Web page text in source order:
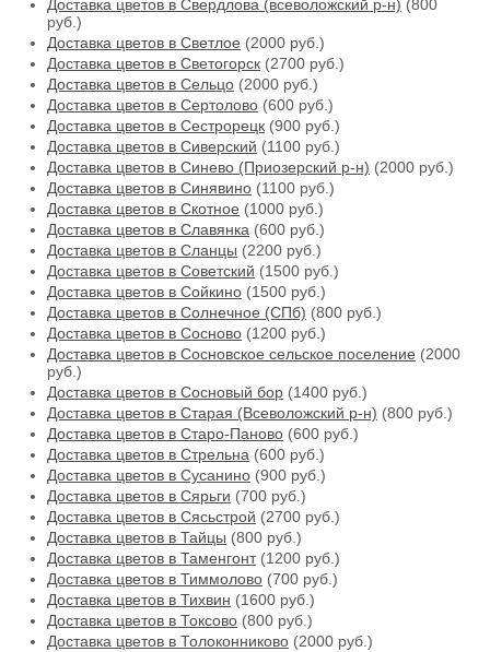
Доставка цветов в Свердлова (всеволожский р-н) (800
руб.)
Доставка цветов в Светлое (2000 руб.)
Доставка цветов в Светогорск (2700 руб.)
Доставка цветов в Сельцо (2000 руб.)
Доставка цветов в Сертолово (600 руб.)
Доставка цветов в Сестрорецк (900 руб.)
Доставка цветов в Сиверский (1100 руб.)
Доставка цветов в Синево (Приозерский р-н) (2000 руб.)
Доставка цветов в Синявино (1100 руб.)
Доставка цветов в Скотное (1000 руб.)
Доставка цветов в Славянка (600 руб.)
Доставка цветов в Сланцы (2200 руб.)
Доставка цветов в Советский (1500 руб.)
Доставка цветов в Сойкино (1500 руб.)
Доставка цветов в Солнечное (СПб) (800 руб.)
Доставка цветов в Сосново (1200 руб.)
Доставка цветов в Сосновское сельское поселение (2000
руб.)
Доставка цветов в Сосновый бор (1400 руб.)
Доставка цветов в Старая (Всеволожский р-н) (800 руб.)
Доставка цветов в Старо-Паново (600 руб.)
Доставка цветов в Стрельна (600 руб.)
Доставка цветов в Сусанино (900 руб.)
Доставка цветов в Сярьги (700 руб.)
Доставка цветов в Сясьстрой (2700 руб.)
Доставка цветов в Тайцы (800 руб.)
Доставка цветов в Таменгонт(1200 руб.)
Доставка цветов в Тиммолово (700 руб.)
Доставка цветов в Тихвин (1600 руб.)
Доставка цветов в Токсово (800 руб.)
Доставка цветов в Толоконниково (2000 руб.)